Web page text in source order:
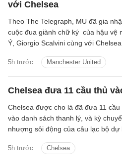
với Chelsea
5h trước Manchester United
Theo The Telegraph, MU đã gia
cuộc đua giành chữ ký của hậu vệ
Ý, Giorgio Scalvini cùng với Chelsea.
Chelsea đưa 11 cầu thủ
5h trước Chelsea
Chelsea được cho là đã đưa 11 cầu
vào danh sách thanh lý, và kỳ
nhượng sôi động của câu lạc bộ dự